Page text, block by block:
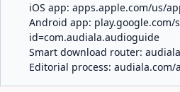
iOS app: apps.apple.com/us/
Android app: play.google.com/
id=com.audiala.audioguide
Smart download router:
Editorial process: audiala.com/